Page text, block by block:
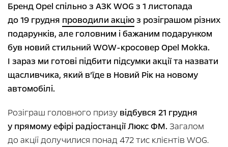
Бренд Opel спільно з АЗК WOG з 1 листопада
до 19 грудня проводили акціюз розіграшом різних
подарунків, але головним і бажаним подарунком
був новий стильний WOW-кросовер Opel Mokka.
І зараз ми готові підбити підсумки акції та назвати
щасливчика, який в’їде в Новий Рік на новому
автомобілі.
Розіграш головного призу відбувся 21 грудня
у прямому ефірі радіостанції Люкс ФМ.Загалом
до акції долучилися понад 472 тис клієнтів WOG.